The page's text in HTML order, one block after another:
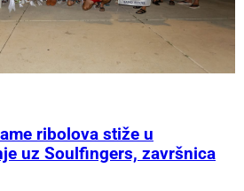
ribolova stiže u
uz Soulfingers, završnica